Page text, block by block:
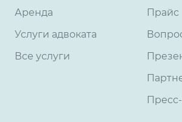
Аренда
Услуги адвоката
Все услуги
Прайс